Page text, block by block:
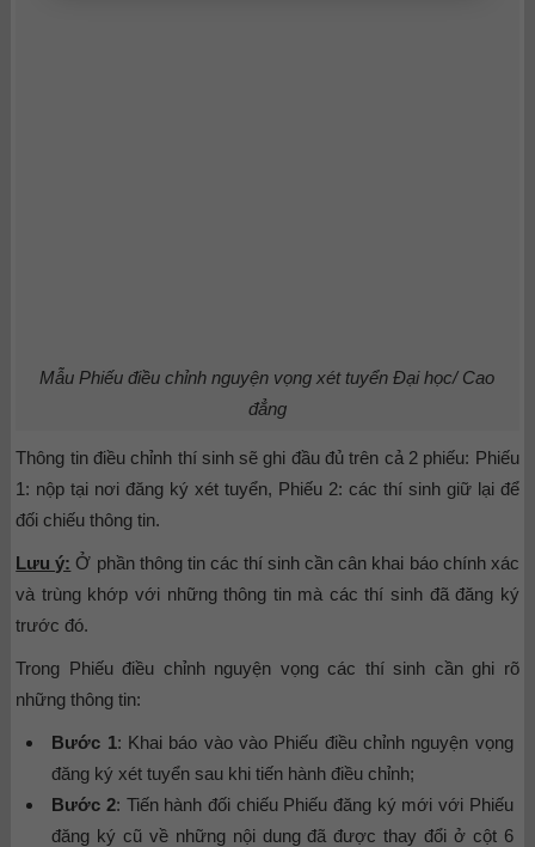
Mẫu Phiếu điều chỉnh nguyện vọng xét tuyển Đại học/ Cao
đẳng
Thông tin điều chỉnh thí sinh sẽ ghi đầu đủ trên cả 2 phiếu: Phiếu
1: nộp tại nơi đăng ký xét tuyển, Phiếu 2: các thí sinh giữ lại để
đối chiếu thông tin.
Lưu ý: Ở phần thông tin các thí sinh cần cân khai báo chính xác
và trùng khớp với những thông tin mà các thí sinh đã đăng ký
trước đó.
Trong Phiếu điều chỉnh nguyện vọng các thí sinh cần ghi rõ
những thông tin:
Bước 1: Khai báo vào vào Phiếu điều chỉnh nguyện vọng
đăng ký xét tuyển sau khi tiến hành điều chỉnh;
Bước 2: Tiến hành đối chiếu Phiếu đăng ký mới với Phiếu
đăng ký cũ về những nội dung đã được thay đổi ở cột 6